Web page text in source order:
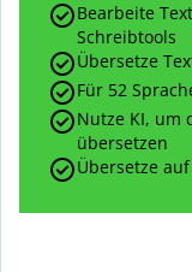
Bearbeite
Schreibtools
Übersetze
Für 52
Nutze KI, um
übersetzen
Übersetze